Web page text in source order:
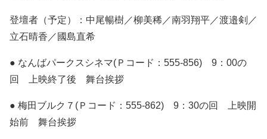
登壇者（予定）：中尾暢樹／柳美稀／南羽翔平／渡邉剣／
立石晴香／國島直希
● なんばパークスシネマ(Ｐコード：555-856) 9：00の
回 上映終了後 舞台挨拶
● 梅田ブルク７(Ｐコード：555-862) 9：30の回 上映開
始前 舞台挨拶